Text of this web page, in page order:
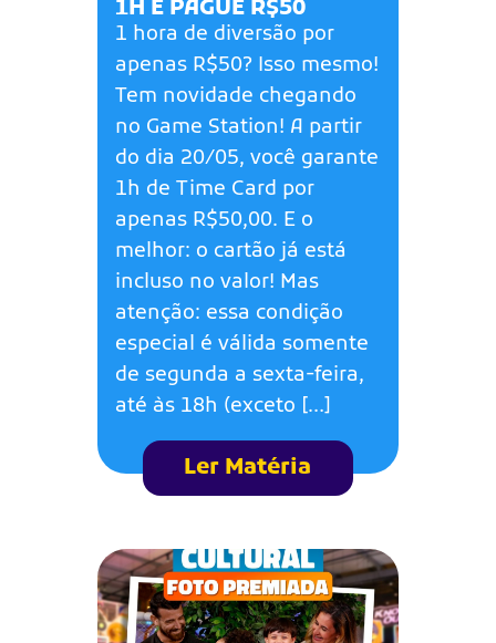
1H E PAGUE R$50
1 hora de diversão por
apenas R$50? Isso mesmo!
Tem novidade chegando
no Game Station! A partir
do dia 20/05, você garante
1h de Time Card por
apenas R$50,00. E o
melhor: o cartão já está
incluso no valor! Mas
atenção: essa condição
especial é válida somente
de segunda a sexta-feira,
até às 18h (exceto […]
Ler Matéria